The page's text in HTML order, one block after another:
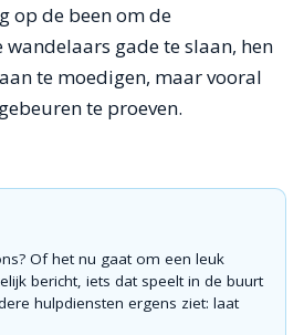
op de been om de
gade te slaan, hen
te moedigen, maar vooral
te proeven.
Of het nu gaat om een leuk
bericht, iets dat speelt in de buurt
hulpdiensten ergens ziet: laat